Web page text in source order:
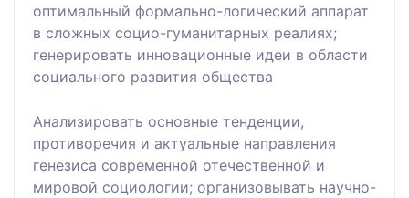
оптимальный формально-логический аппарат
в сложных социо-гуманитарных реалиях;
генерировать инновационные идеи в области
социального развития общества
Анализировать основные тенденции,
противоречия и актуальные направления
генезиса современной отечественной и
мировой социологии; организовывать научно-